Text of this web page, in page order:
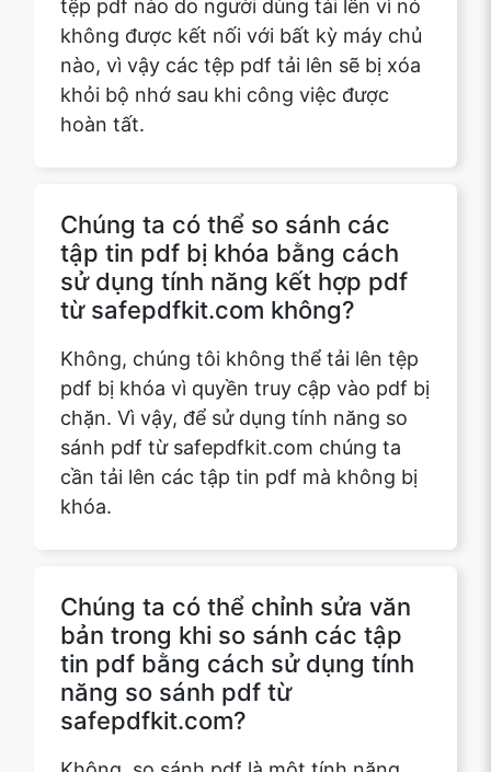
hoàn tất.
Chúng ta có thể so sánh các
từ safepdfkit.com không?
Không, chúng tôi không thể tải lên tệp
pdf bị khóa vì quyền truy cập vào pdf bị
chặn. Vì vậy, để sử dụng tính năng so
sánh pdf từ safepdfkit.com chúng ta
cần tải lên các tập tin pdf mà không bị
khóa.
Chúng ta có thể chỉnh sửa văn
năng so sánh pdf từ
safepdfkit.com?
Không, so sánh pdf là một tính năng
mở rộng của safepdfkit.com nơi chúng
tôi so sánh hai tập tin pdf được tải lên
và phân tích các văn bản và hình ảnh